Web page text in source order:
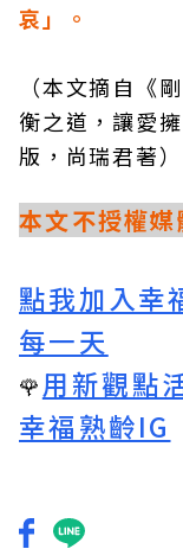
哀」。
（本文摘自《
衡之道，讓愛
版，尚瑞君著）
本文不授權媒
點我加入幸
每一天
🌹用新觀點
幸福熟齡IG